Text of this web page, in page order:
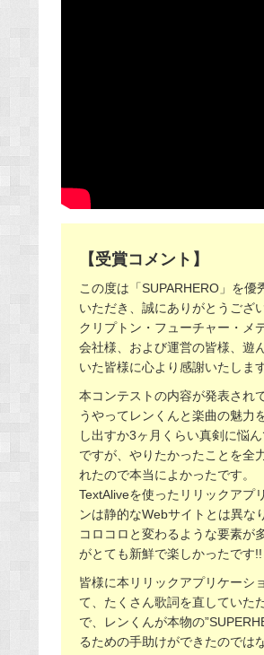
【受賞コメント】
この度は「SUPARHERO」を優
いただき、誠にありがとうござ
クリプトン・フューチャー・メ
会社様、および運営の皆様、遊
いた皆様に心より感謝いたします
本コンテストの内容が発表され
うやってレンくんと楽曲の魅力
し出すか3ヶ月くらい真剣に悩
ですが、やりたかったことを全
れたので本当によかったです。
TextAliveを使ったリリックアプ
ンは静的なWebサイトとは異な
コロコロと変わるような要素が
がとても新鮮で楽しかったです!!
皆様に本リリックアプリケーシ
て、たくさん歌詞を直していた
で、レンくんが本物の
るための手助けができたのでは